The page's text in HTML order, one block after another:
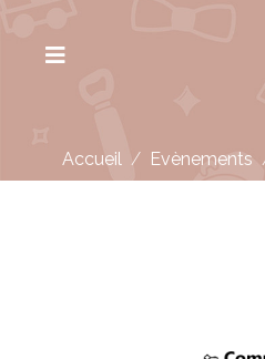
Accueil / Evènements